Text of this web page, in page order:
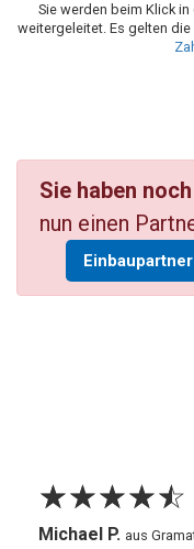
Sie werden beim Klick
weitergeleitet. Es gelten
Sie haben
nun einen
☆☆☆☆☆
★★★★★
Michael P. aus